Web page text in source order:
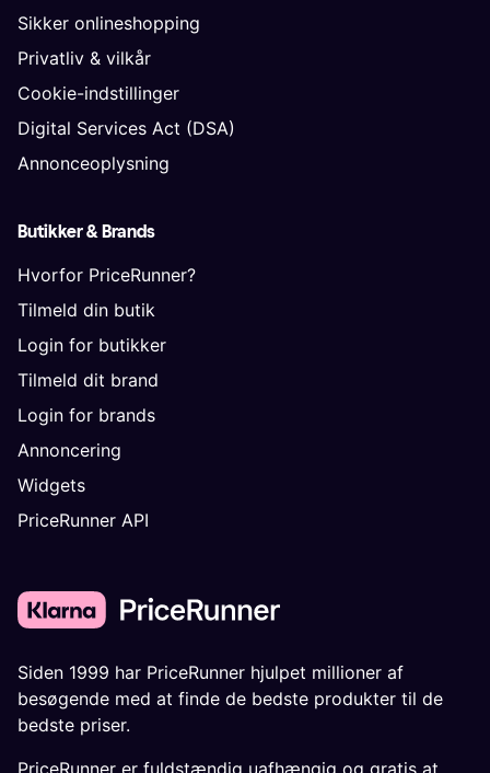
Sikker onlineshopping
Privatliv & vilkår
Cookie-indstillinger
Digital Services Act (DSA)
Annonceoplysning
Butikker & Brands
Hvorfor PriceRunner?
Tilmeld din butik
Login for butikker
Tilmeld dit brand
Login for brands
Annoncering
Widgets
PriceRunner API
Siden 1999 har PriceRunner hjulpet millioner af
besøgende med at finde de bedste produkter til de
bedste priser.